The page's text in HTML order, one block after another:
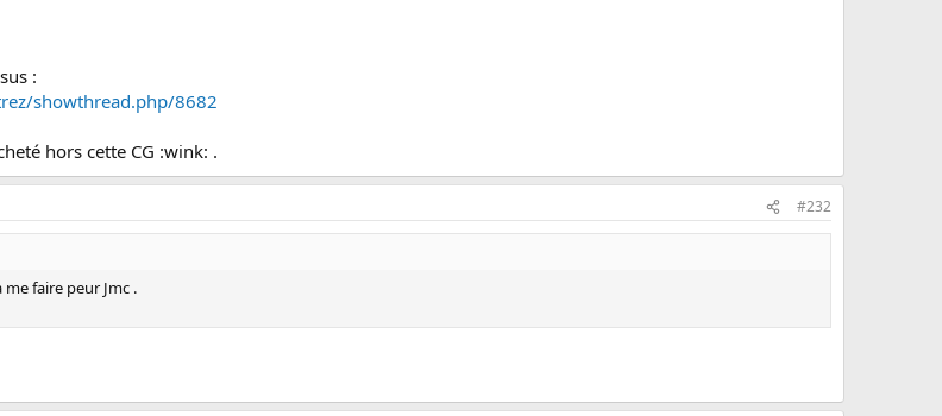
:
showthread.php/8682
hors cette CG :wink: .
#232
faire peur Jmc .